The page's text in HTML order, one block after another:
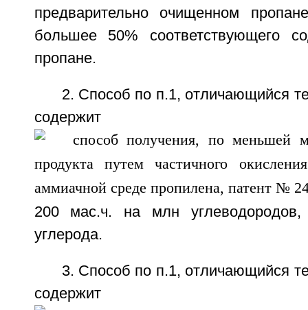
предварительно очищенном
большее 50% соответствующего
пропане.
2. Способ по п.1, отличающийся
содержит
200 мас.ч. на млн
углерода.
3. Способ по п.1, отличающийся
содержит